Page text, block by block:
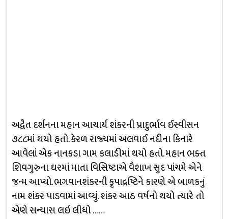
અદ્વૈત દર્શનના મહાન આચાર્ય શંકરની પ્રાદુર્ભાવ ઈસ્વીસન
૭૮૮માં થયો હતો. કેરળ રાજ્યમાં અલવાઈ નદીના કિનારે
આવેલાં એક નાનકડા ગામ કલાડીમાં થયો હતો. મહાન ભક્ત
શિવગુરુના ઘરમાં માતા વિસિષ્ટાએ વૈશાખ સુદ પાંચમે એને
જન્મ આપ્યો. ભગવાનશંકરની કૃપાદ્રષ્ટિને કારણે એ બાળકનું
નામ શંકર પાડવામાં આવ્યું. શંકર આઠ વર્ષનો થયો ત્યારે તો
એણે સન્યાસ લઇ લીધો ……